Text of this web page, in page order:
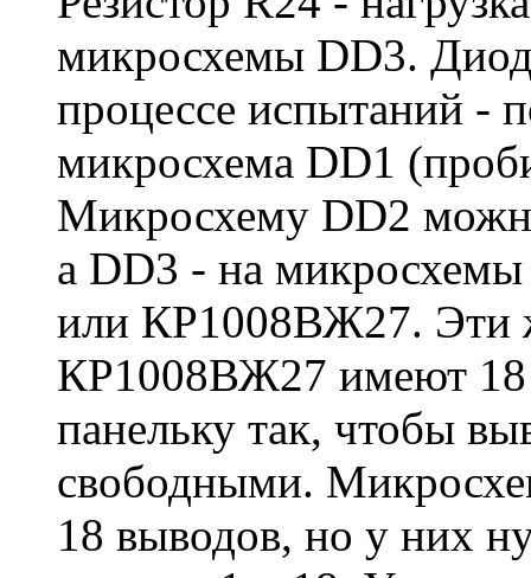
микросхемы DD3.
процессе испытаний -
микросхема DD1
Микросхему DD2
а DD3 - на
или КР1008ВЖ27. Эти
КР1008ВЖ27 имеют 18
панельку так, чтобы
свободными.
18 выводов, но у них